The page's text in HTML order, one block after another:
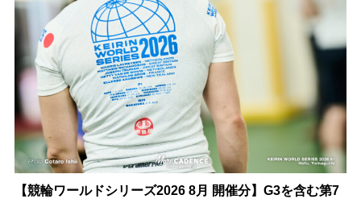
【競輪ワールドシリーズ2026 8月 開催分】G3を含む第7